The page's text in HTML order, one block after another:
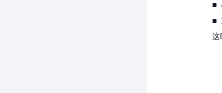
■
■
这